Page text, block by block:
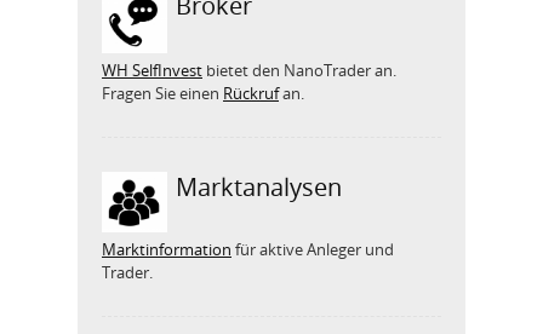
WH SelfInvest bietet den NanoTrader an.
Fragen Sie einen Rückrufan.
Marktanalysen
Marktinformation für aktive Anleger und
Trader.